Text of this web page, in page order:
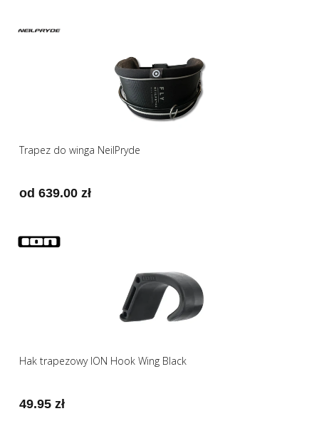
Trapez do winga NeilPryde
od 639.00 zł
Hak trapezowy ION Hook Wing Black
49.95 zł